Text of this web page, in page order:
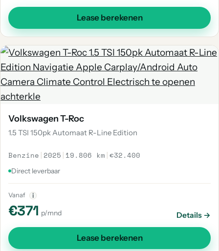
Lease berekenen
Volkswagen T-Roc
1.5 TSI 150pk Automaat R-Line Edition
Benzine | 2025 | 19.806 km |€32.400
Direct leverbaar
Vanaf i
€371 p/mnd Details →
Lease berekenen